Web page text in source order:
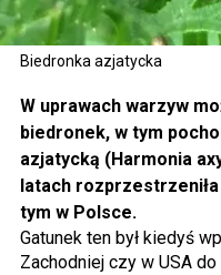
Biedronka azjatycka
W uprawach warzyw
biedronek, w tym
azjatycką (Harmonia
latach
tym w Polsce.
Gatunek ten był kiedyś
Zachodniej czy w USA